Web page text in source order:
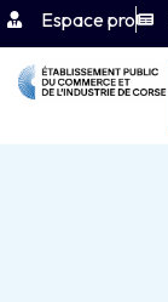
Espace pro